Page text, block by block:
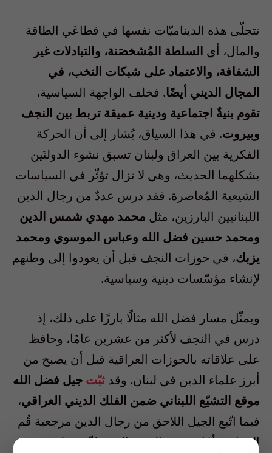
تتجلّى هذه الديناميّات نفسها في قطاعَي الطاقة
والمال، أي السلطة المُشخصَنة، والتبادلات غير
الشفافة، والاعتماد على شبكات النخب، في
المجال الديني أيضًا. فخلف الواجهة السياسية،
تقوم بنيةٌ اجتماعية ودينية عميقة تربط بين النجف
وبيروت. في هذا السياق، يُشار إلى أن الحركة
الفكرية بين العراق ولبنان تسبق نشوء الدولتَين
بشكلهما الحديث، وهي لا تزال تؤثّر في السياسات
الشيعية المُعاصرة. فقد درس عددٌ من رجال الدين
اللبنانيين البارزين، مثل محمد مهدي شمس الدين
ومحمد حسين فضل الله وعباس الموسوي ومحمد
يزبك، في حوزات النجف قبل أن يعودوا إلى وطنهم
لإنشاء مؤسّسات دينية وسياسية.
ويمثّل مسار فضل الله مثالًا بارزًا على ذلك، إذ
درس في النجف لأكثر من عشرين عامًا، وحافظ
على علاقاته بالحوزات العراقية قبل أن يصبح من
أبرز علماء الدين في لبنان. وقد ثبّت جيل فضل الله
موقع التشيّع اللبناني ضمن الفلك الديني العراقي،
فيما اتّبع الجيل اللاحق من رجال الدين مرجعية قُم
الإيرانية. أمّا شمس الدين، الذي تلقّى تعليمه في